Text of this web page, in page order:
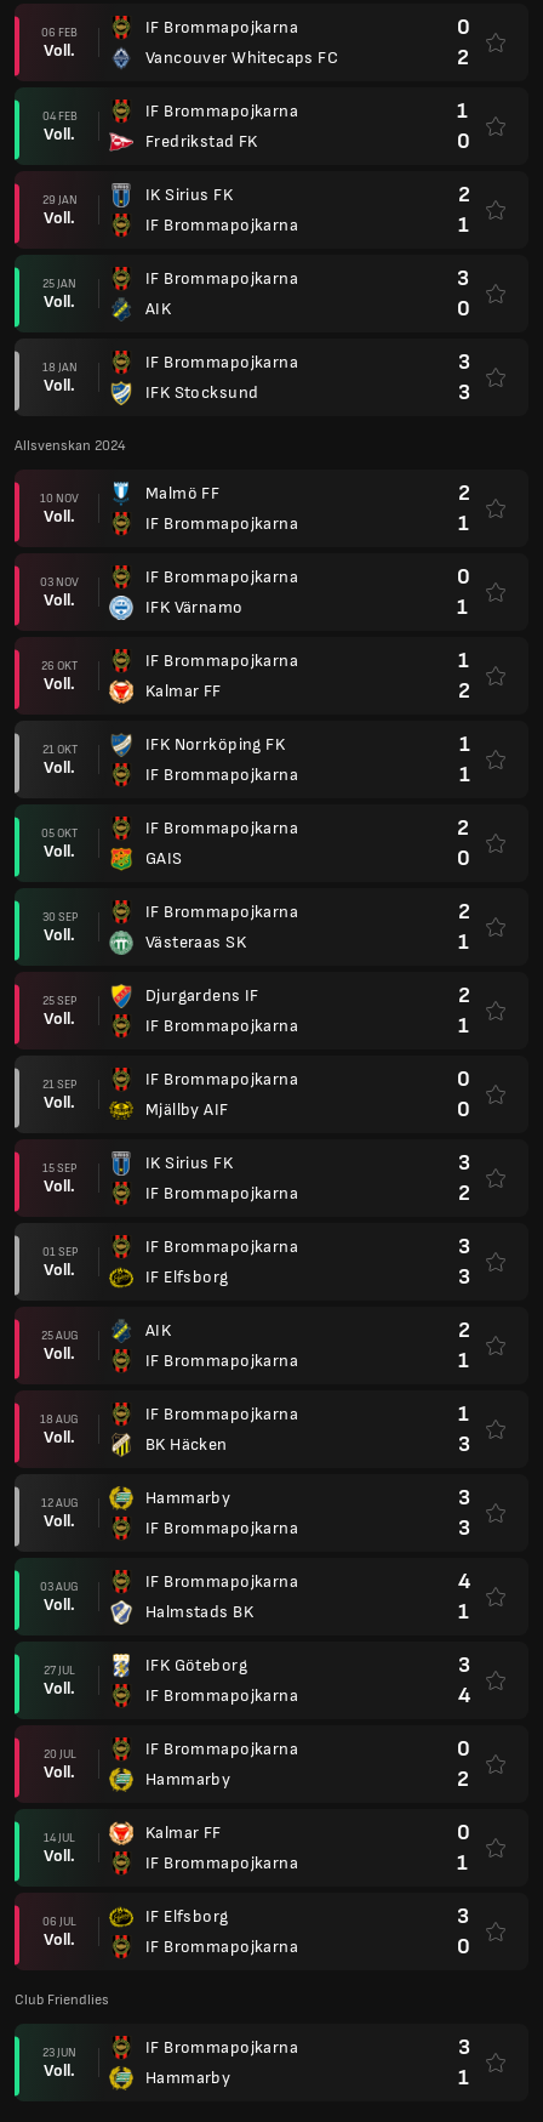
06 FEB
Voll.
IF Brommapojkarna
Vancouver Whitecaps FC
0
2
04 FEB
Voll.
IF Brommapojkarna
Fredrikstad FK
1
0
29 JAN
Voll.
IK Sirius FK
IF Brommapojkarna
2
1
25 JAN
Voll.
IF Brommapojkarna
AIK
3
0
18 JAN
Voll.
IF Brommapojkarna
IFK Stocksund
3
3
Allsvenskan 2024
10 NOV
Voll.
Malmö FF
IF Brommapojkarna
2
1
03 NOV
Voll.
IF Brommapojkarna
IFK Värnamo
0
1
26 OKT
Voll.
IF Brommapojkarna
Kalmar FF
1
2
21 OKT
Voll.
IFK Norrköping FK
IF Brommapojkarna
1
1
05 OKT
Voll.
IF Brommapojkarna
GAIS
2
0
30 SEP
Voll.
IF Brommapojkarna
Västeraas SK
2
1
25 SEP
Voll.
Djurgardens IF
IF Brommapojkarna
2
1
21 SEP
Voll.
IF Brommapojkarna
Mjällby AIF
0
0
15 SEP
Voll.
IK Sirius FK
IF Brommapojkarna
3
2
01 SEP
Voll.
IF Brommapojkarna
IF Elfsborg
3
3
25 AUG
Voll.
AIK
IF Brommapojkarna
2
1
18 AUG
Voll.
IF Brommapojkarna
BK Häcken
1
3
12 AUG
Voll.
Hammarby
IF Brommapojkarna
3
3
03 AUG
Voll.
IF Brommapojkarna
Halmstads BK
4
1
27 JUL
Voll.
IFK Göteborg
IF Brommapojkarna
3
4
20 JUL
Voll.
IF Brommapojkarna
Hammarby
0
2
14 JUL
Voll.
Kalmar FF
IF Brommapojkarna
0
1
06 JUL
Voll.
IF Elfsborg
IF Brommapojkarna
3
0
Club Friendlies
23 JUN
Voll.
IF Brommapojkarna
Hammarby
3
1